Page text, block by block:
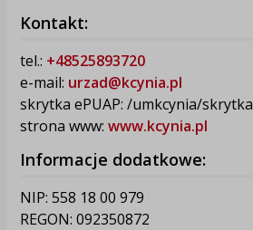
Kontakt:
tel.: +48525893720
e-mail: urzad@kcynia.pl
skrytka ePUAP: /umkcynia/skrytka
strona www: www.kcynia.pl
Informacje dodatkowe:
NIP: 558 18 00 979
REGON: 092350872